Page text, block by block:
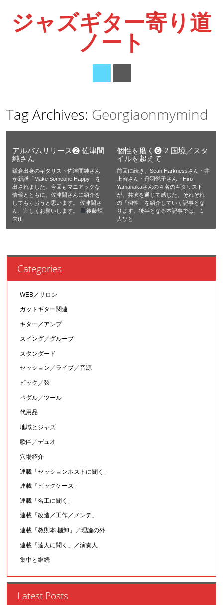
ジャズギター寄り道
ノート
Main menu
content
Tag Archives: Georgiaonmymind
アルバムリリース❷ 佐津間
純さん
鎌倉出身のギタリスト佐津間純さん
が新譜「Make Someone Happy」を
出されました。今回もマニアックな
情報とともに、佐津間さんに紹介を
してもらおうと思います。 佐津間さ
ん、宜しくお願いします。
後藤輝
夫(t
個性を磨く❻-2 国境／スタ
イルを超えて
前回に続き、Sean Harknessさん・井
上智さん・丹羽悦子さん・Hiro
Yamanakaさんの４名のギタリスト
が、共演を通じて感じた、それぞれ
の「個性」を紹介していく記事とな
ります。後半となる本記事では、１
人ひと
Categories
WEB／サロン
ガットギター関連
ギター／アンプ
スイング／グルーブ
スタンダード
セッション／ライブ／音源
ピック／弦
ペダル／ツール
代用品
地域とジャズ
歌伴／デュオ
穴場紹介
連載「セッションホストに聞く」
連載「ピックケース」
連載「名工に聞く」
連載「改造／工作／メンテ」
連載「教則本 棚卸」／理論の外
連載「達人に聞く」／演奏人
集中と継続
Latest Posts